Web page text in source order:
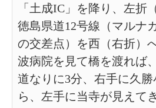
「土成IC」を降り、左折
徳島県道12号線（マルナ
の交差点）を西（右折）
波病院を見て橋を渡れば
道なりに3分、右手に久
ら、左手に当寺が見えて